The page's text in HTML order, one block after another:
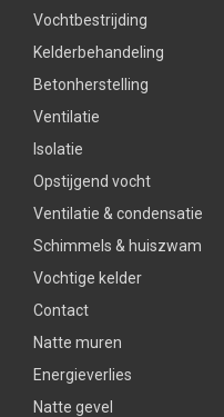
Vochtbestrijding
Kelderbehandeling
Betonherstelling
Ventilatie
Isolatie
Opstijgend vocht
Ventilatie & condensatie
Schimmels & huiszwam
Vochtige kelder
Contact
Natte muren
Energieverlies
Natte gevel